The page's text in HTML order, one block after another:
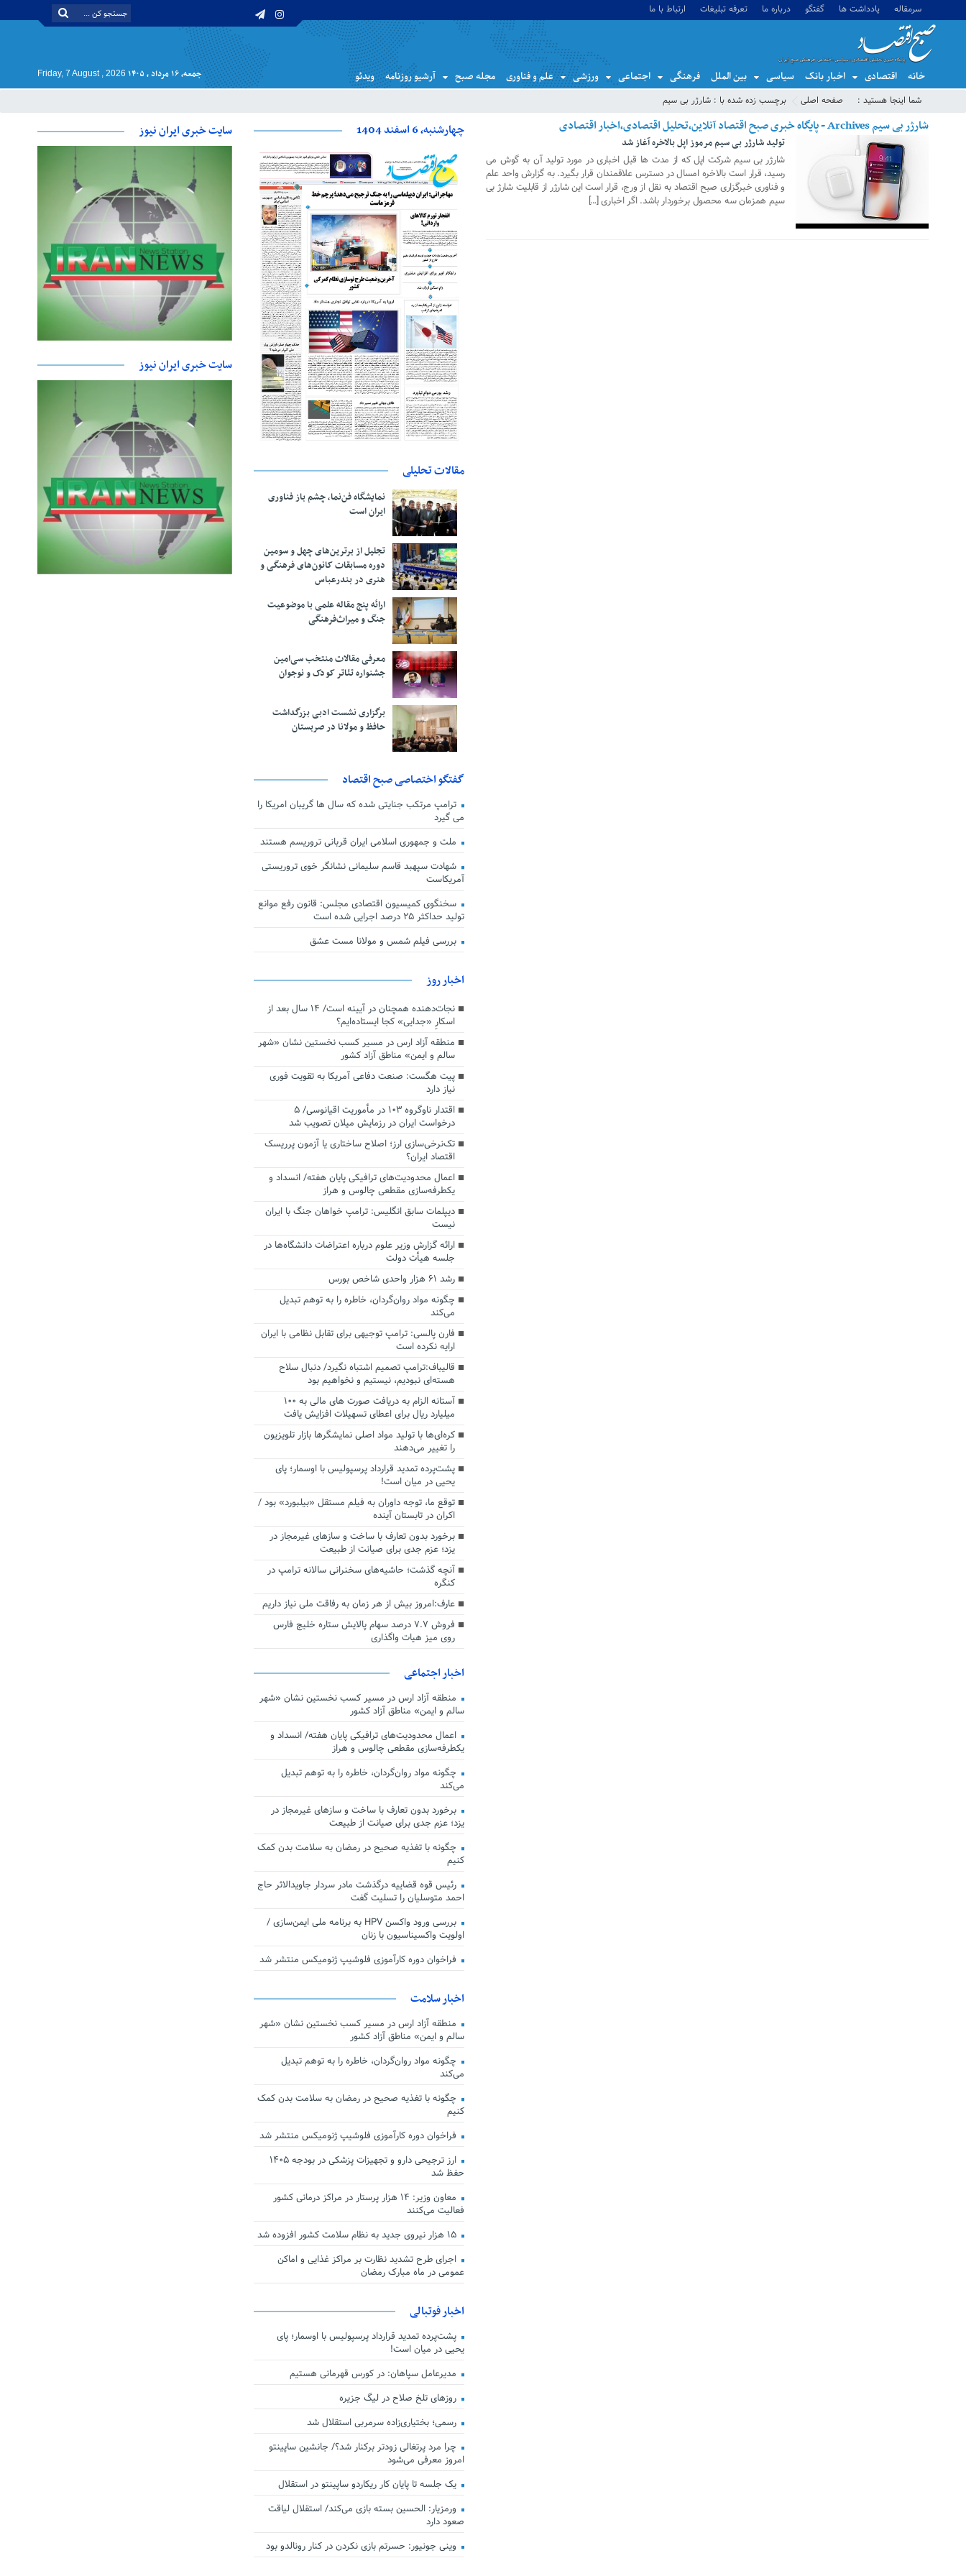
سرمقاله یادداشت ها گفتگو درباره ما تعرفه تبلیغات ارتباط با ما
خانه اقتصادی اخبار بانک سیاسی بین الملل فرهنگی اجتماعی ورزشی علم و فناوری مجله صبح آرشیو روزنامه ویدئو جمعه, ۱۶ مرداد , ۱۴۰۵ Friday, 7 August , 2026
شما اینجا هستید : صفحه اصلی برچسب زده شده با : شارژر بی سیم
شارژر بی سیم Archives - پایگاه خبری صبح اقتصاد آنلاین،تحلیل اقتصادی،اخبار اقتصادی
تولید شارژر بی سیم مرموز اپل بالاخره آغاز شد
شارژر بی سیم شرکت اپل که از مدت ها قبل اخباری در مورد تولید آن به گوش می
رسید، قرار است بالاخره امسال در دسترس علاقمندان قرار بگیرد. به گزارش واحد علم
و فناوری خبرگزاری صبح اقتصاد به نقل از ورج، قرار است این شارژر از قابلیت شارژ بی
سیم همزمان سه محصول برخوردار باشد. اگر اخباری […]
چهارشنبه، 6 اسفند 1404
مقالات تحلیلی
نمایشگاه فن‌نما، چشم باز فناوری
ایران است
تجلیل از بر‌ترین‌های چهل و سومین
دوره مسابقات کانون‌های فرهنگی و
هنری در بندرعباس
ارائه پنج مقاله علمی با موضوعیت
جنگ و میراث‌فرهنگی
معرفی مقالات منتخب سی‌امین
جشنواره تئاتر کودک و نوجوان
برگزاری نشست ادبی بزرگداشت
حافظ و مولانا در صربستان
گفتگو اختصاصی صبح اقتصاد
ترامپ مرتکب جنایتی شده که سال ها گریبان امریکا را
می گیرد
ملت و جمهوری اسلامی ایران قربانی تروریسم هستند
شهادت سپهبد قاسم سلیمانی نشانگر خوی تروریستی
آمریکاست
سخنگوی کمیسیون اقتصادی مجلس: قانون رفع موانع
تولید حداکثر ۲۵ درصد اجرایی شده است
بررسی فیلم شمس و مولانا مست عشق
اخبار روز
نجات‌دهنده‌ همچنان در آیینه است/ ۱۴ سال بعد از
اسکارِ «جدایی» کجا ایستاده‌ایم؟
منطقه آزاد ارس در مسیر کسب نخستین نشان «شهر
سالم و ایمن» مناطق آزاد کشور
پیت هگست: صنعت دفاعی آمریکا به تقویت فوری
نیاز دارد
اقتدار ناوگروه ۱۰۳ در مأموریت‌ اقیانوسی/ ۵
درخواست ایران در رزمایش میلان تصویب شد
تک‌نرخی‌سازی ارز؛ اصلاح ساختاری یا آزمون پرریسک
اقتصاد ایران؟
اعمال محدودیت‌های ترافیکی پایان هفته/ انسداد و
یکطرفه‌سازی مقطعی چالوس و هراز
دیپلمات سابق انگلیس:‌ ترامپ خواهان جنگ با ایران
نیست
ارائه گزارش وزیر علوم درباره اعتراضات دانشگاه‌ها در
جلسه هیأت دولت
رشد ۶۱ هزار واحدی شاخص بورس
چگونه مواد روان‌گردان، خاطره را به توهم تبدیل
می‌کند
فارن پالسی: ترامپ توجیهی برای تقابل نظامی با ایران
ارایه نکرده است
قالیباف:ترامپ تصمیم اشتباه نگیرد/ دنبال سلاح
هسته‌ای نبودیم، نیستیم و نخواهیم بود
آستانه الزام به دریافت صورت های مالی به ۱۰۰
میلیارد ریال برای اعطای تسهیلات افزایش یافت
کره‌ای‌ها با تولید مواد اصلی نمایشگرها بازار تلویزیون
را تغییر می‌دهند
پشت‌پرده تمدید قرارداد پرسپولیس با اوسمار؛ پای
یحیی در میان است!
توقع ما، توجه داوران به فیلم مستقل «بیلبورد» بود /
اکران در تابستان آینده
برخورد بدون تعارف با ساخت‌ و سازهای غیرمجاز در
یزد؛ عزم جدی برای صیانت از طبیعت
آنچه گذشت؛ حاشیه‌های سخنرانی سالانه ترامپ در
کنگره
عارف:امروز بیش از هر زمان به رفاقت ملی نیاز داریم
فروش ۷.۷ درصد سهام پالایش ستاره خلیج فارس
روی میز هیات واگذاری
اخبار اجتماعی
منطقه آزاد ارس در مسیر کسب نخستین نشان «شهر
سالم و ایمن» مناطق آزاد کشور
اعمال محدودیت‌های ترافیکی پایان هفته/ انسداد و
یکطرفه‌سازی مقطعی چالوس و هراز
چگونه مواد روان‌گردان، خاطره را به توهم تبدیل
می‌کند
برخورد بدون تعارف با ساخت‌ و سازهای غیرمجاز در
یزد؛ عزم جدی برای صیانت از طبیعت
چگونه با تغذیه صحیح در رمضان به سلامت بدن کمک
کنیم
رئیس قوه قضاییه درگذشت مادر سردار جاویدالاثر حاج
احمد متوسلیان را تسلیت گفت
بررسی ورود واکسن HPV به برنامه ملی ایمن‌سازی /
اولویت واکسیناسیون با زنان
فراخوان دوره کارآموزی فلوشیپ ژنومیکس منتشر شد
اخبار سلامت
منطقه آزاد ارس در مسیر کسب نخستین نشان «شهر
سالم و ایمن» مناطق آزاد کشور
چگونه مواد روان‌گردان، خاطره را به توهم تبدیل
می‌کند
چگونه با تغذیه صحیح در رمضان به سلامت بدن کمک
کنیم
فراخوان دوره کارآموزی فلوشیپ ژنومیکس منتشر شد
ارز ترجیحی دارو و تجهیزات پزشکی در بودجه ۱۴۰۵
حفظ شد
معاون وزیر: ۱۴ هزار پرستار در مراکز درمانی کشور
فعالیت می‌کنند
۱۵ هزار نیروی جدید به نظام سلامت کشور افزوده شد
اجرای طرح تشدید نظارت بر مراکز غذایی و اماکن
عمومی در ماه مبارک رمضان
اخبار فوتبالی
پشت‌پرده تمدید قرارداد پرسپولیس با اوسمار؛ پای
یحیی در میان است!
مدیرعامل سپاهان: در کورس قهرمانی هستیم
روزهای تلخ صلاح در لیگ جزیره
رسمی؛ بختیاری‌زاده سرمربی استقلال شد
چرا مرد پرتغالی زودتر برکنار شد؟/ جانشین ساپینتو
امروز معرفی می‌شود
یک جلسه تا پایان کار ریکاردو ساپینتو در استقلال
ورمزیار: الحسین بسته بازی می‌کند/ استقلال لیاقت
صعود دارد
وینی جونیور: حسرتم بازی نکردن در کنار رونالدو بود
سایت خبری ایران نیوز
سایت خبری ایران نیوز